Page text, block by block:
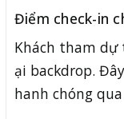
Điểm check-in
Khách tham
ại backdrop.
hanh chóng